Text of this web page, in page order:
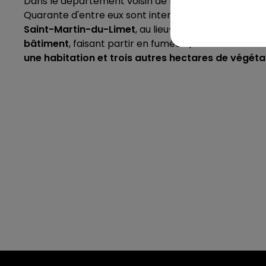
Quarante d'entre eux sont intervenus pour éteindre
Saint-Martin-du-Limet, au lieu-dit du Sollier.
bâtiment, faisant partir en fumée
une habitation et trois autres hectares de